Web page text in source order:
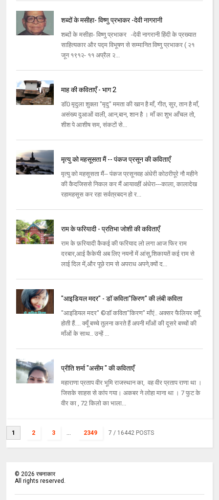
शब्दों के मसीहा- विष्णु प्रभाकर -देवी नागरानी
शब्दों के मसीहा- विष्णु प्रभाकर -देवी नागरानी हिंदी के प्रख्यात
साहित्यकार और पद्म विभूषण से सम्मानित विष्णु प्रभाकर ( २१
जून १९१२- ११ अप्रैल २...
माह की कविताएँ - भाग 2
डॉ0 मृदुला शुक्ला "मृदु" ममता की खान है माँ, गीत, सुर, तान है माँ,
असंख्य दुआओं वाली, आन,बान, शान है । माँ का शुभ आँचल तो,
शीश पे आशीष सम, संकटों से...
मृत्यु को महसूसता मैं -- पंकज प्रसून की कविताएँ
मृत्यु को महसूसता मैं-- पंकज प्रसूनवह अंधेरी कोठरीपूरे नौ महीने
की कैदजिससे निकल कर मैं आयावहीं अंधेरा---काला, कालादेख
रहामहसूस कर रहा सर्वत्रबदन हो र...
राम के फरियादी - प्रतिभा जोशी की कविताएँ
राम के फ़रियादी कैकई की फरियाद लो लगा आज फिर राम
दरबार,आई कैकेयी अब लिए नयनों में आंसू,शिकायतें कई राम से
लाई दिल में,और पूछे राम से अपराध अपने,क्यों द...
"आइडियल मदर" - डॉ कविता"किरण" की लंबी कविता
"आइडियल मदर" ©डॉ कविता"किरण" माँएं.. अक्सर फैलियर क्यूँ
होती हैं.... क्यूँ बच्चे तुलना करते हैं अपनी माँओं की दूसरे बच्चों की
माँओं के साथ.. उन्हें ...
प्रीति शर्मा "असीम " की कविताएँ
महाराणा प्रताप वीर भूमि राजस्थान का, वह वीर प्रताप राणा था ।
जिसके साहस से कांप गया। अकबर ने लोहा माना था । 7 फुट के
वीर का , 72 किलो का भाला...
1 2 3 ... 2349 7 / 16442 POSTS
©2026 रचनाकार
All rights reserved.